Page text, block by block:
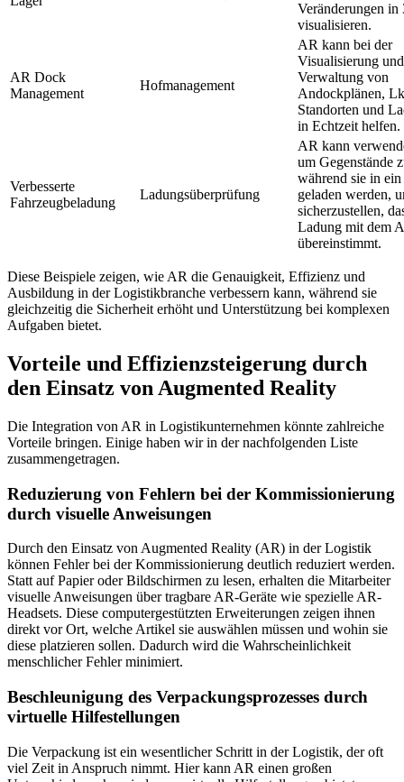
Veränderungen in
visualisieren.
AR Dock
Management
Hofmanagement
AR kann bei der
Visualisierung und
Verwaltung von
Andockplänen,
Standorten und
in Echtzeit helfen.
Verbesserte
Fahrzeugbeladung
Ladungsüberprüfung
AR kann
um Gegenstände
während sie in
geladen werden,
sicherzustellen,
Ladung mit dem
übereinstimmt.
Diese Beispiele zeigen, wie AR die Genauigkeit, Effizienz und
Ausbildung in der Logistikbranche verbessern kann, während sie
gleichzeitig die Sicherheit erhöht und Unterstützung bei komplexen
Aufgaben bietet.
Vorteile und Effizienzsteigerung durch
den Einsatz von Augmented Reality
Die Integration von AR in Logistikunternehmen könnte zahlreiche
Vorteile bringen. Einige haben wir in der nachfolgenden Liste
zusammengetragen.
Reduzierung von Fehlern bei der Kommissionierung
durch visuelle Anweisungen
Durch den Einsatz von Augmented Reality (AR) in der Logistik
können Fehler bei der Kommissionierung deutlich reduziert werden.
Statt auf Papier oder Bildschirmen zu lesen, erhalten die Mitarbeiter
visuelle Anweisungen über tragbare AR-Geräte wie spezielle AR-
Headsets. Diese computergestützten Erweiterungen zeigen ihnen
direkt vor Ort, welche Artikel sie auswählen müssen und wohin sie
diese platzieren sollen. Dadurch wird die Wahrscheinlichkeit
menschlicher Fehler minimiert.
Beschleunigung des Verpackungsprozesses durch
virtuelle Hilfestellungen
Die Verpackung ist ein wesentlicher Schritt in der Logistik, der oft
viel Zeit in Anspruch nimmt. Hier kann AR einen großen